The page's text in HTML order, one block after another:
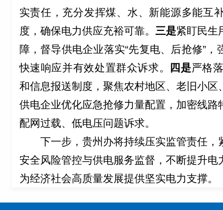
实责任，充分发挥煤、水、新能源多能互
度， 确保电力供应充裕可靠。 三是紧盯民生
障， 督导供电企业落实“先复电、后抢修”
快速响应并有效处置群众诉求。 四是严格
和信息报送制度，聚焦农村地区、老旧小区
供电企业优化应急抢修力量配置， 加密线路
配网过载、低电压问题诉求。
下一步，贵州办将持续压实监管责任
安全风险管控与供电服务监督，不断提升
为经济社会高质量发展提供坚实电力支撑。